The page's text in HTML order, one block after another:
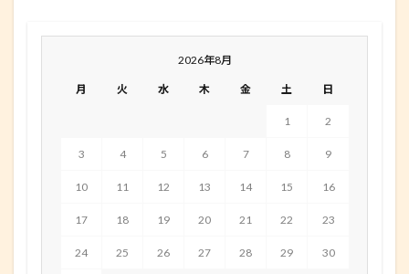
2026年8月
月 火 水 木 金 土 日
1 2
3 4 5 6 7 8 9
10 11 12 13 14 15 16
17 18 19 20 21 22 23
24 25 26 27 28 29 30